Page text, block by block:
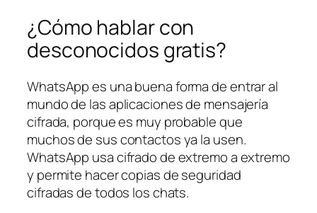
¿Cómo hablar con
desconocidos gratis?
WhatsApp es una buena forma de entrar al
mundo de las aplicaciones de mensajería
cifrada, porque es muy probable que
muchos de sus contactos ya la usen.
WhatsApp usa cifrado de extremo a extremo
y permite hacer copias de seguridad
cifradas de todos los chats.